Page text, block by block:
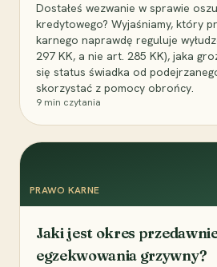
Dostałeś wezwanie w sprawie
kredytowego? Wyjaśniamy, który
karnego naprawdę reguluje
297 KK, a nie art. 285 KK), jaka
się status świadka od
skorzystać z pomocy obrońcy.
9 min czytania
PRAWO KARNE
Jaki jest okres
egzekwowania grzywny?